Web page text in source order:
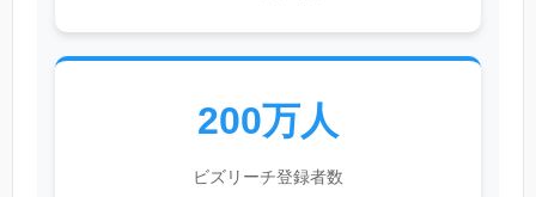
200万人
ビズリーチ登録者数